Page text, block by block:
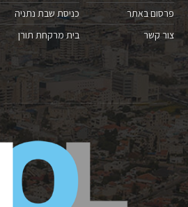
פרסום באתר
צור קשר
כניסת שבת נתניה
בית מרקחת תורן